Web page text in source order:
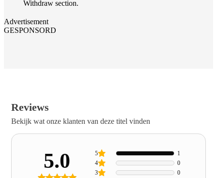
Withdraw section.
Advertisement
GESPONSORD
Reviews
Bekijk wat onze klanten van deze titel vinden
5.0 3 0
4 0
5 1